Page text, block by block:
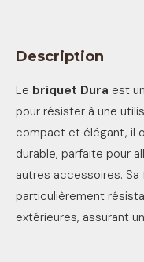
Description
Le briquet Dura est
pour résister à une
compact et élégant, il
durable, parfaite pour
autres accessoires.
particulièrement
extérieures, assurant